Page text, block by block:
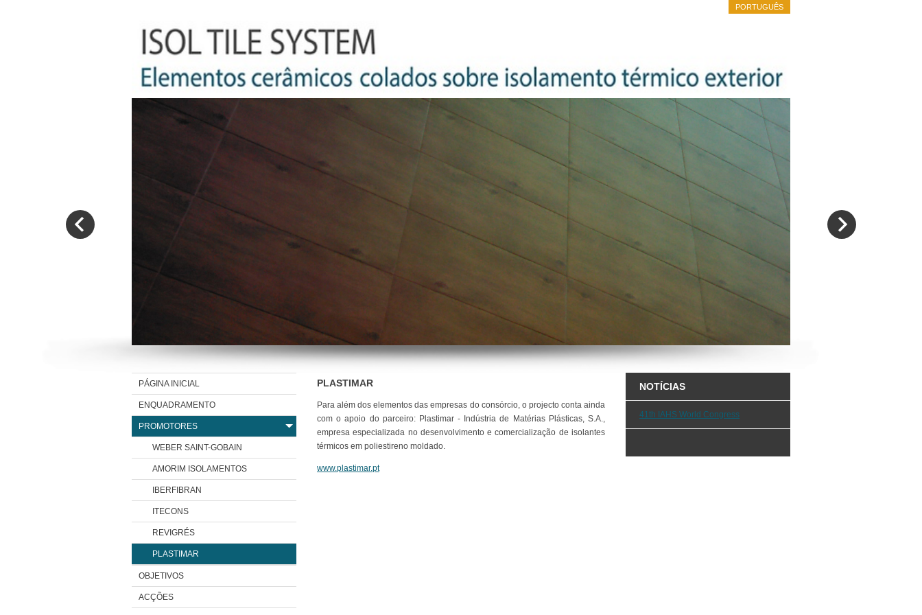
PORTUGUÊS
PÁGINA INICIAL
ENQUADRAMENTO
PROMOTORES
WEBER SAINT-GOBAIN
AMORIM ISOLAMENTOS
IBERFIBRAN
ITECONS
REVIGRÉS
PLASTIMAR
OBJETIVOS
ACÇÕES
PLASTIMAR
Para além dos elementos das empresas do consórcio, o projecto conta ainda
com o apoio do parceiro: Plastimar - Indústria de Matérias Plásticas, S.A.,
empresa especializada no desenvolvimento e comercialização de isolantes
térmicos em poliestireno moldado.
www.plastimar.pt
NOTÍCIAS
41th IAHS World Congress